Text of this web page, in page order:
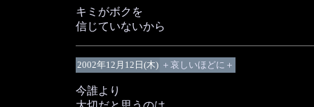
キミがボクを
信じていないから
2002年12月12日(木) ＋哀しいほどに＋
今誰より